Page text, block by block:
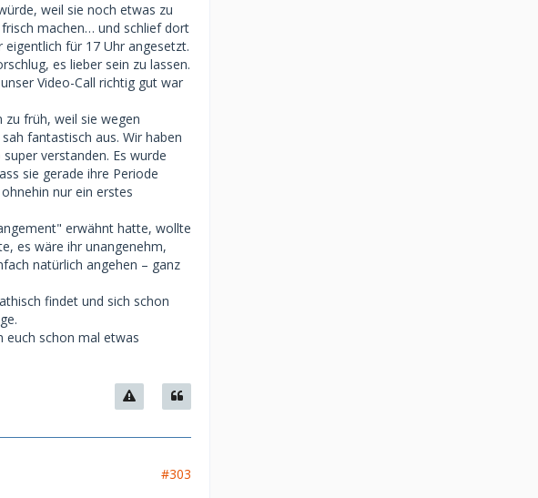
weil sie noch etwas zu
machen… und schlief dort
für 17 Uhr angesetzt.
es lieber sein zu lassen.
Video-Call richtig gut war
zu früh, weil sie wegen
fantastisch aus. Wir haben
verstanden. Es wurde
sie gerade ihre Periode
nur ein erstes
erwähnt hatte, wollte
es wäre ihr unangenehm,
natürlich angehen – ganz
findet und sich schon
euch schon mal etwas
#303